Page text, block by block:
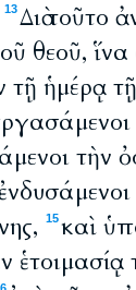
13Διὰ τοῦτο
θεοῦ, ἵνα
τῇ ἡμέρᾳ
τὴν
15καὶ
ἑτοιμασίᾳ